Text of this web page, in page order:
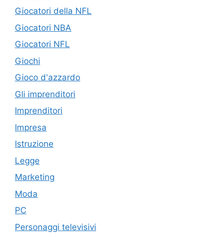
Giocatori della NFL
Giocatori NBA
Giocatori NFL
Giochi
Gioco d'azzardo
Gli imprenditori
Imprenditori
Impresa
Istruzione
Legge
Marketing
Moda
PC
Personaggi televisivi